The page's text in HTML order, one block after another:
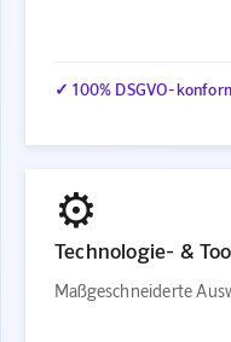
✓ 100% DSGVO-
⚙️
Technologie- &
Maßgeschneiderte